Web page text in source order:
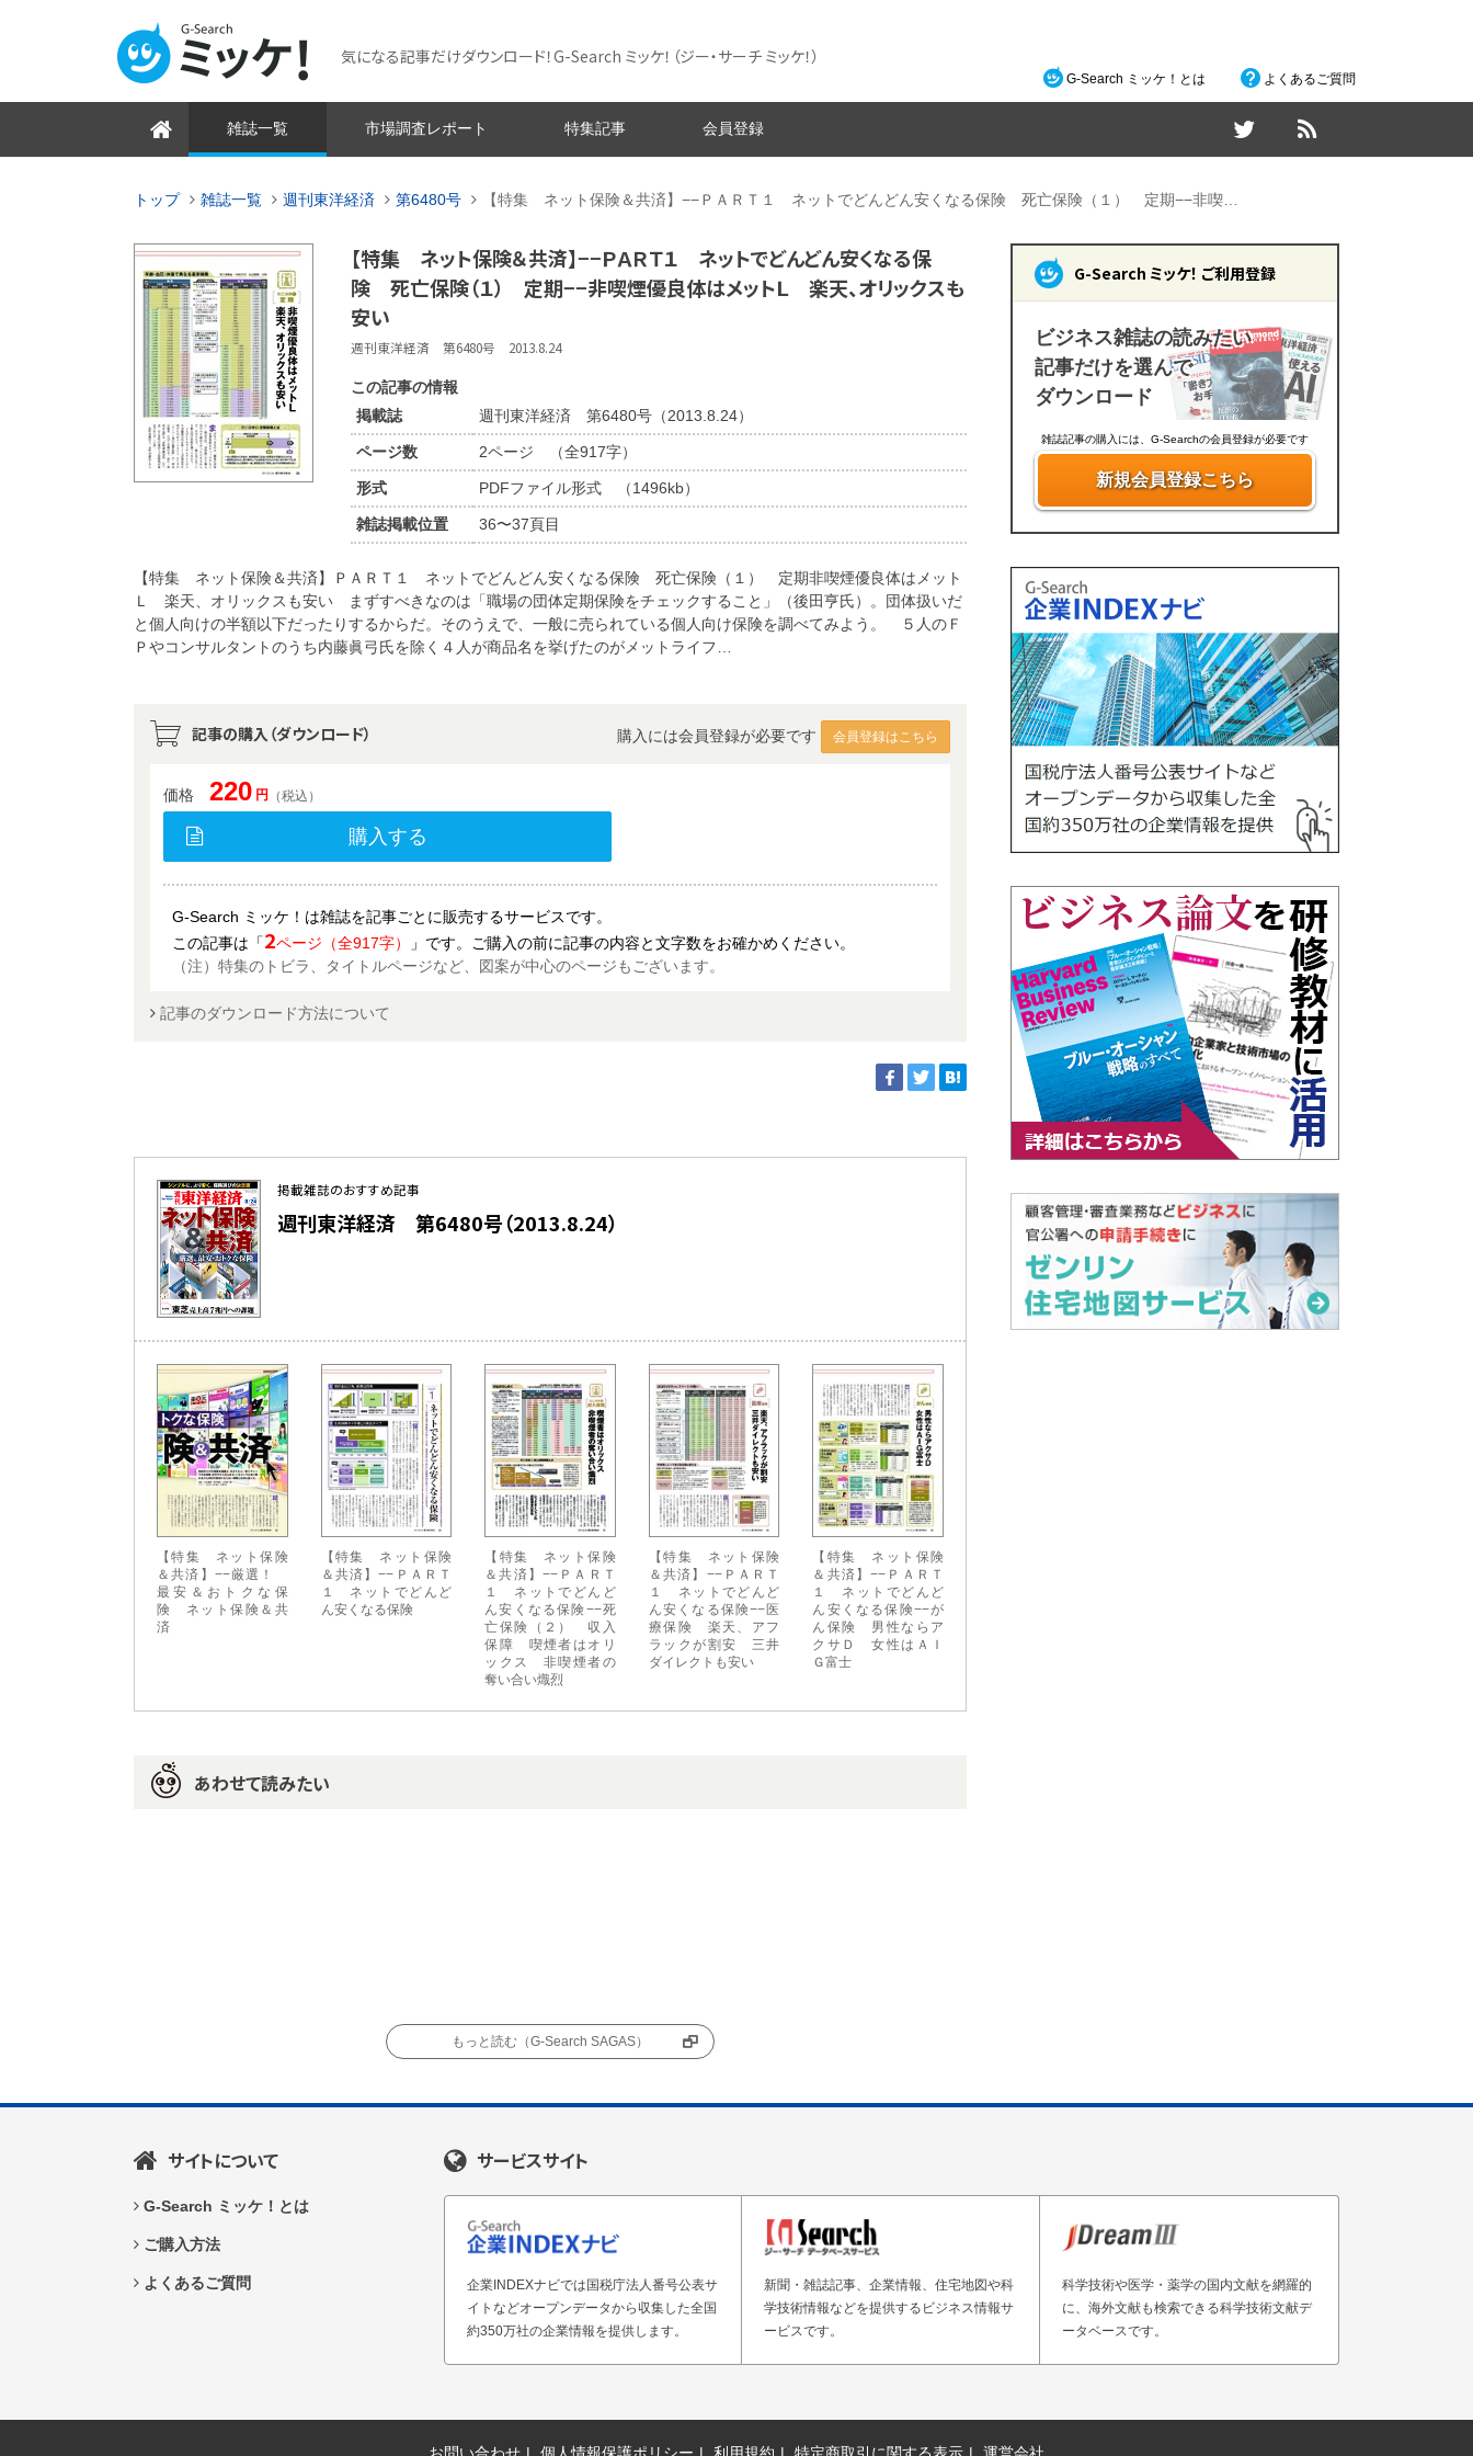
気になる記事だけダウンロード！G-Search ミッケ！ （ジー・サーチ ミッケ！）
G-Search ミッケ！とは よくあるご質問
雑誌一覧 市場調査レポート 特集記事 会員登録
トップ 雑誌一覧 週刊東洋経済 第6480号 【特集 ネット保険＆共済】−−ＰＡＲＴ１ ネットでどんどん安くなる保険 死亡保険（１） 定期−−非喫…
【特集 ネット保険＆共済】−−ＰＡＲＴ１ ネットでどんどん安くなる保
険 死亡保険（１） 定期−−非喫煙優良体はメットＬ 楽天、オリックスも
安い
週刊東洋経済 第6480号 2013.8.24
この記事の情報
掲載誌
週刊東洋経済 第6480号（2013.8.24）
ページ数 2ページ （全917字）
形式 PDFファイル形式 （1496kb）
雑誌掲載位置 36〜37頁目
【特集 ネット保険＆共済】ＰＡＲＴ１ ネットでどんどん安くなる保険 死亡保険（１） 定期非喫煙優良体はメット
Ｌ 楽天、オリックスも安い まずすべきなのは「職場の団体定期保険をチェックすること」（後田亨氏）。団体扱いだ
と個人向けの半額以下だったりするからだ。そのうえで、一般に売られている個人向け保険を調べてみよう。 ５人のＦ
Ｐやコンサルタントのうち内藤眞弓氏を除く４人が商品名を挙げたのがメットライフ…
記事の購入（ダウンロード） 購入には会員登録が必要です 会員登録はこちら
価格 220 円 （税込）
購入する
G-Search ミッケ！は雑誌を記事ごとに販売するサービスです。
この記事は「2ページ（全917字）
」です。ご購入の前に記事の内容と文字数をお確かめください。
（注）特集のトビラ、タイトルページなど、図案が中心のページもございます。
記事のダウンロード方法について
掲載雑誌のおすすめ記事
週刊東洋経済 第6480号（2013.8.24）
【特集 ネット保険
＆共済】−−厳選！
最安＆おトクな保
険 ネット保険＆共
済
【特集 ネット保険
＆共済】−−ＰＡＲＴ
１ ネットでどんど
ん安くなる保険
【特集 ネット保険
＆共済】−−ＰＡＲＴ
１ ネットでどんど
ん安くなる保険−−死
亡保険（２） 収入
保障 喫煙者はオリ
ックス 非喫煙者の
奪い合い熾烈
【特集 ネット保険
＆共済】−−ＰＡＲＴ
１ ネットでどんど
ん安くなる保険−−医
療保険 楽天、アフ
ラックが割安 三井
ダイレクトも安い
【特集 ネット保険
＆共済】−−ＰＡＲＴ
１ ネットでどんど
ん安くなる保険−−が
ん保険 男性ならア
クサＤ 女性はＡＩ
Ｇ富士
あわせて読みたい
もっと読む（G-Search SAGAS）
G-Search ミッケ！ ご利用登録
ビジネス雑誌の読みたい
記事だけを選んで
ダウンロード
雑誌記事の購入には、G-Searchの会員登録が必要です
新規会員登録こちら
サイトについて
G-Search ミッケ！とは
ご購入方法
よくあるご質問
サービスサイト
企業INDEXナビでは国税庁法人番号公表サ
イトなどオープンデータから収集した全国
約350万社の企業情報を提供します。
新聞・雑誌記事、企業情報、住宅地図や科
学技術情報などを提供するビジネス情報サ
ービスです。
科学技術や医学・薬学の国内文献を網羅的
に、海外文献も検索できる科学技術文献デ
ータベースです。